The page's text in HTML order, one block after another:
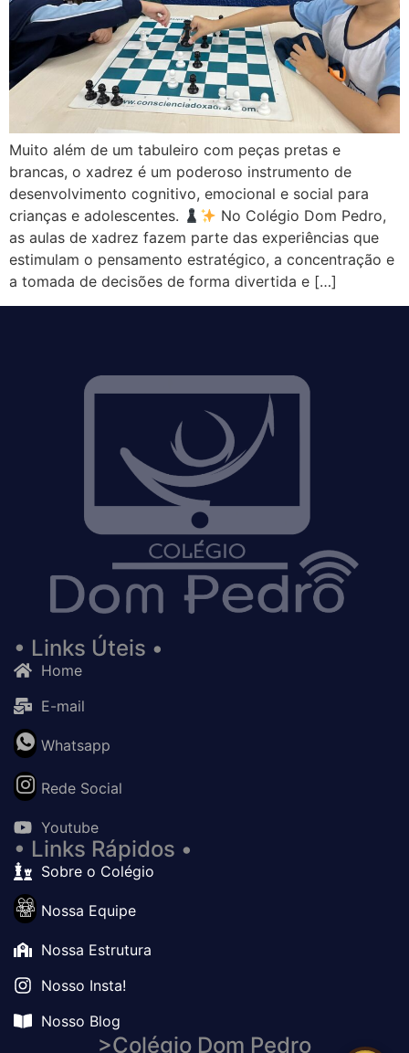
Muito além de um tabuleiro com peças pretas e
brancas, o xadrez é um poderoso instrumento de
desenvolvimento cognitivo, emocional e social para
crianças e adolescentes.
No Colégio Dom Pedro,
as aulas de xadrez fazem parte das experiências que
estimulam o pensamento estratégico, a concentração e
a tomada de decisões de forma divertida e […]
• Links Úteis •
Home
E-mail
Whatsapp
Rede Social
Youtube
• Links Rápidos •
Sobre o Colégio
Nossa Equipe
Nossa Estrutura
Nosso Insta!
Nosso Blog
>Colégio Dom Pedro